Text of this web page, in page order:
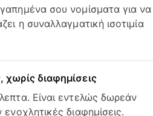
σου νομίσματα για να
η συναλλαγματική ισοτιμία
διαφημίσεις
Είναι εντελώς δωρεάν
διαφημίσεις.